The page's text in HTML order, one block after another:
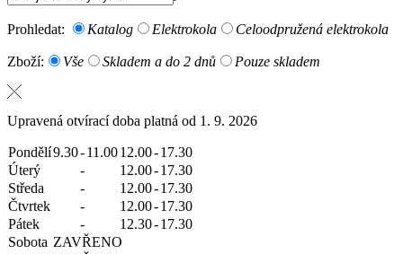
Prohledat: Katalog Elektrokola Celoodpružená elektrokola
Zboží: Vše Skladem a do 2 dnů Pouze skladem
Upravená otvírací doba platná od 1. 9. 2026
Pondělí9.30-11.0012.00-17.30
Úterý
- 12.00-17.30
Středa
- 12.00-17.30
Čtvrtek
- 12.00-17.30
Pátek
- 12.30-17.30
Sobota ZAVŘENO